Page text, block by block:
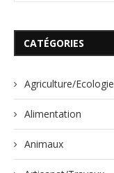
CATÉGORIES
Agriculture/Ecologie
Alimentation
Animaux